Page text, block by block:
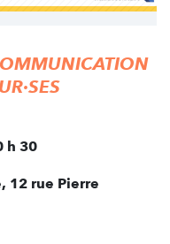
h 30
12 rue Pierre